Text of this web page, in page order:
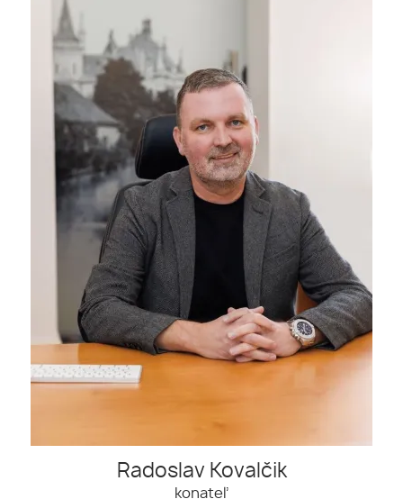
Radoslav Kovalčik
konateľ